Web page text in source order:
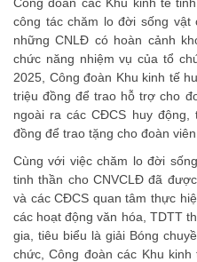
công tác chăm lo đời sống
những CNLĐ có hoàn cảnh
chức năng nhiệm vụ của tổ
2025, Công đoàn Khu kinh tế
triệu đồng để trao hỗ trợ cho
ngoài ra các CĐCS huy
đồng để trao tặng cho đoàn
Cùng với việc chăm lo đời
tinh thần cho CNVCLĐ đã
và các CĐCS quan tâm thực
các hoạt động văn hóa, TDTT
gia, tiêu biểu là giải Bóng
chức, Công đoàn các Khu